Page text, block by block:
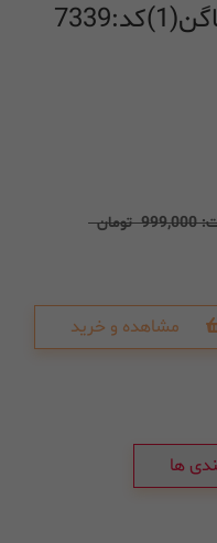
999,000تومان
مشاهده و خرید
ها